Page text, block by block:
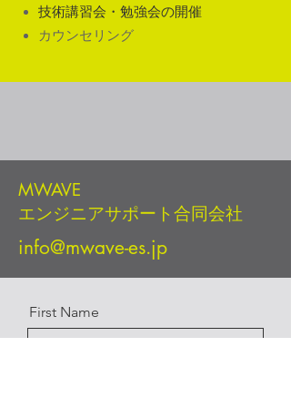
技術講習会・勉強会の開催
​カウンセリング
MWAVE
エンジニアサポート合同会社
info@mwave-es.jp
First Name